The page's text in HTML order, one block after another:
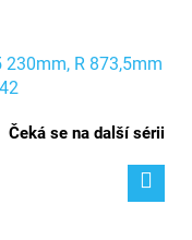
230mm, R 873,5mm
Čeká se na další sérii